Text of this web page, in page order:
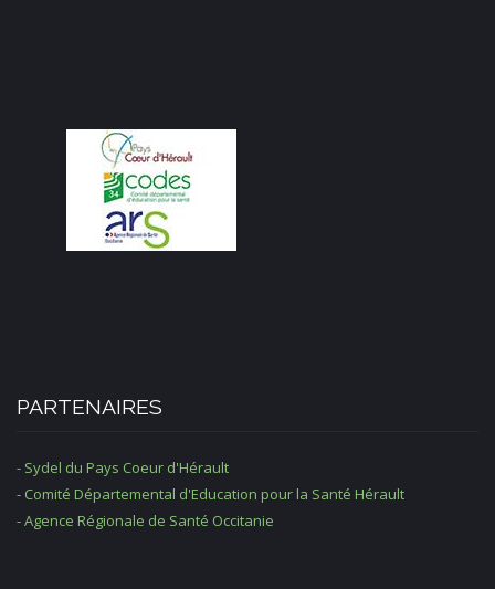
PARTENAIRES
- Sydel du Pays Coeur d'Hérault
- Comité Départemental d'Education pour la Santé Hérault
- Agence Régionale de Santé Occitanie